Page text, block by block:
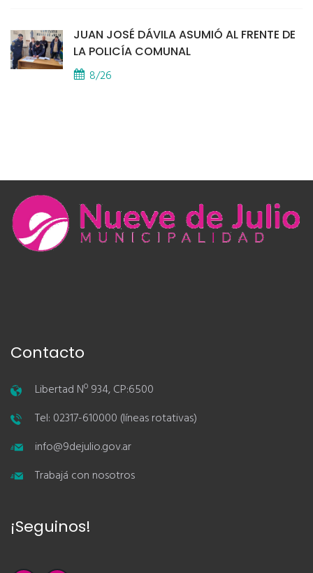
JUAN JOSÉ DÁVILA ASUMIÓ AL FRENTE DE
LA POLICÍA COMUNAL
8/26
Contacto
Libertad Nº 934, CP:6500
Tel: 02317-610000 (líneas rotativas)
info@9dejulio.gov.ar
Trabajá con nosotros
¡Seguinos!